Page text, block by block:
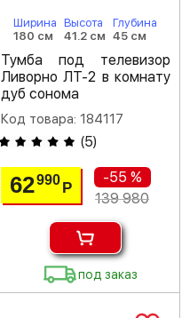
Ширина
180 см
Высота
41.2 см
Глубина
45 см
Тумба под телевизор
Ливорно ЛТ-2 в комнату
дуб сонома
Код товара: 184117
(5)
62990 Р
-55 %
139 980
под заказ